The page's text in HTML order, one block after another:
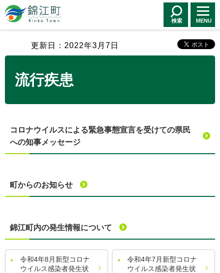
錦江町 Kinko
Town
検索 MENU
更新日：2022年3月7日
流行疾患
コロナウイルスによる緊急事態宣言を受けての県民
への知事メッセージ
町からのお知らせ
錦江町内の発生情報について
令和4年8月新型コロナ
ウイルス感染者発生状
令和4年7月新型コロナ
ウイルス感染者発生状